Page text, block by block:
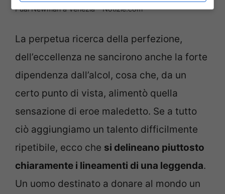
Pual Newman a Venezia – Notizie.com
La perpetua ricerca della perfezione,
dell’eccellenza ne sancirono anche la forte
dipendenza dall’alcol, cosa che, da un
certo punto di vista, alimentò quella
sensazione di eroe maledetto. Se a tutto
ciò aggiungiamo un talento difficilmente
ripetibile, ecco che si delineano piuttosto
chiaramente i lineamenti di una leggenda.
Un uomo destinato a donare al mondo un